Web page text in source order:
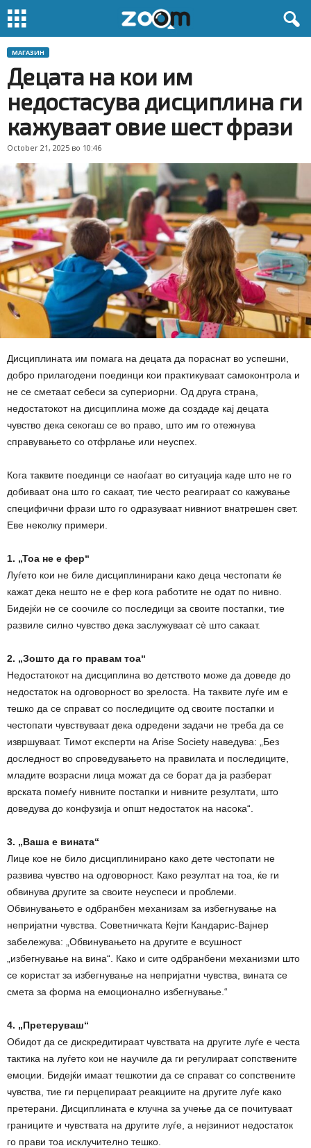
МАГАЗИН
Децата на кои им
недостасува дисциплина ги
кажуваат овие шест фрази
October 21, 2025 во 10:46
Дисциплината им помага на децата да пораснат во успешни,
добро прилагодени поединци кои практикуваат самоконтрола и
не се сметаат себеси за супериорни. Од друга страна,
недостатокот на дисциплина може да создаде кај децата
чувство дека секогаш се во право, што им го отежнува
справувањето со отфрлање или неуспех.
Кога таквите поединци се наоѓаат во ситуација каде што не го
добиваат она што го сакаат, тие често реагираат со кажување
специфични фрази што го одразуваат нивниот внатрешен свет.
Еве неколку примери.
1. „Тоа не е фер“
Луѓето кои не биле дисциплинирани како деца честопати ќе
кажат дека нешто не е фер кога работите не одат по нивно.
Бидејќи не се соочиле со последици за своите постапки, тие
развиле силно чувство дека заслужуваат сè што сакаат.
2. „Зошто да го правам тоа“
Недостатокот на дисциплина во детството може да доведе до
недостаток на одговорност во зрелоста. На таквите луѓе им е
тешко да се справат со последиците од своите постапки и
честопати чувствуваат дека одредени задачи не треба да се
извршуваат. Тимот експерти на Arise Society наведува: „Без
доследност во спроведувањето на правилата и последиците,
младите возрасни лица можат да се борат да ја разберат
врската помеѓу нивните постапки и нивните резултати, што
доведува до конфузија и општ недостаток на насока“.
3. „Ваша е вината“
Лице кое не било дисциплинирано како дете честопати не
развива чувство на одговорност. Како резултат на тоа, ќе ги
обвинува другите за своите неуспеси и проблеми.
Обвинувањето е одбранбен механизам за избегнување на
непријатни чувства. Советничката Кејти Кандарис-Вајнер
забележува: „Обвинувањето на другите е всушност
„избегнување на вина“. Како и сите одбранбени механизми што
се користат за избегнување на непријатни чувства, вината се
смета за форма на емоционално избегнување.“
4. „Претеруваш“
Обидот да се дискредитираат чувствата на другите луѓе е честа
тактика на луѓето кои не научиле да ги регулираат сопствените
емоции. Бидејќи имаат тешкотии да се справат со сопствените
чувства, тие ги перцепираат реакциите на другите луѓе како
претерани. Дисциплината е клучна за учење да се почитуваат
границите и чувствата на другите луѓе, а нејзиниот недостаток
го прави тоа исклучително тешко.